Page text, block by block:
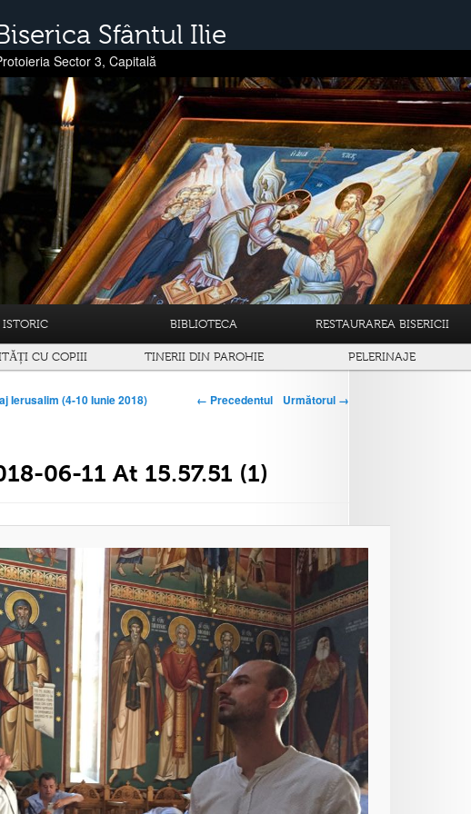
Sfântul Ilie
Sector 3, Capitală
ISTORIC BIBLIOTECA RESTAURAREA BISERICII
CU COPIII TINERII DIN PAROHIE PELERINAJE
← Precedentul Următorul →
06-11 At 15.57.51 (1)
Ierusalim (4-10 Iunie 2018)